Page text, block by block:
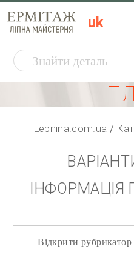
uk
Lepnina.com.ua
Відкрити рубрикатор